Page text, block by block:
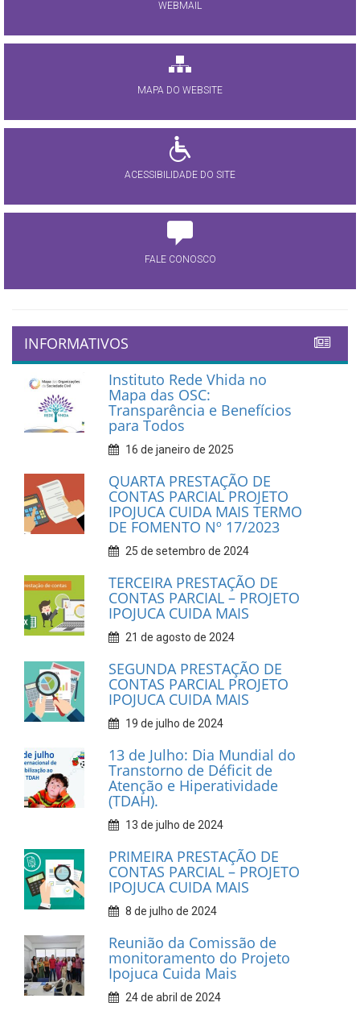
WEBMAIL
MAPA DO WEBSITE
ACESSIBILIDADE DO SITE
FALE CONOSCO
INFORMATIVOS
Instituto Rede Vhida no
Mapa das OSC:
Transparência e Benefícios
para Todos
16 de janeiro de 2025
QUARTA PRESTAÇÃO DE
CONTAS PARCIAL PROJETO
IPOJUCA CUIDA MAIS TERMO
DE FOMENTO Nº 17/2023
25 de setembro de 2024
TERCEIRA PRESTAÇÃO DE
CONTAS PARCIAL – PROJETO
IPOJUCA CUIDA MAIS
21 de agosto de 2024
SEGUNDA PRESTAÇÃO DE
CONTAS PARCIAL PROJETO
IPOJUCA CUIDA MAIS
19 de julho de 2024
13 de Julho: Dia Mundial do
Transtorno de Déficit de
Atenção e Hiperatividade
(TDAH).
13 de julho de 2024
PRIMEIRA PRESTAÇÃO DE
CONTAS PARCIAL – PROJETO
IPOJUCA CUIDA MAIS
8 de julho de 2024
Reunião da Comissão de
monitoramento do Projeto
Ipojuca Cuida Mais
24 de abril de 2024